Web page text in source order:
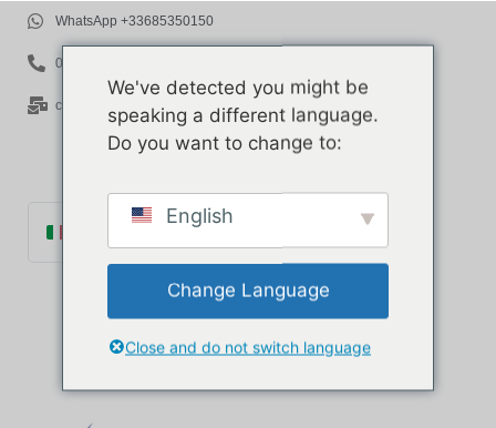
WhatsApp +33685350150
06 85 35 01 50
contact@rov-expert.com
Français
Español
We've detected you might be
speaking a different language.
Do you want to change to:
English
Change Language
Close and do not switch language